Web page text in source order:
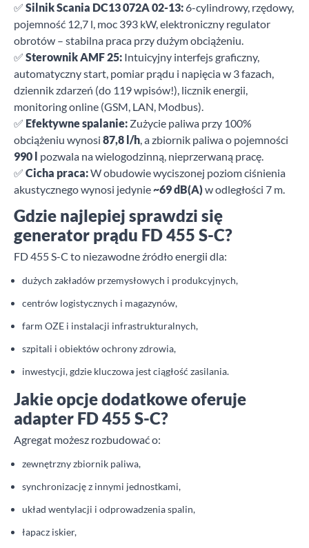
✅ Silnik Scania DC13 072A 02-13: 6-cylindrowy, rzędowy,
pojemność 12,7 l, moc 393 kW, elektroniczny regulator
obrotów – stabilna praca przy dużym obciążeniu.
✅ Sterownik AMF 25: Intuicyjny interfejs graficzny,
automatyczny start, pomiar prądu i napięcia w 3 fazach,
dziennik zdarzeń (do 119 wpisów!), licznik energii,
monitoring online (GSM, LAN, Modbus).
✅ Efektywne spalanie: Zużycie paliwa przy 100%
obciążeniu wynosi 87,8 l/h, a zbiornik paliwa o pojemności
990 l pozwala na wielogodzinną, nieprzerwaną pracę.
✅ Cicha praca:W obudowie wyciszonej poziom ciśnienia
akustycznego wynosi jedynie~69 dB(A)w odległości 7 m.
Gdzie najlepiej sprawdzi się
generator prądu FD 455 S-C?
FD 455 S-C to niezawodne źródło energii dla:
dużych zakładów przemysłowych i produkcyjnych,
centrów logistycznych i magazynów,
farm OZE i instalacji infrastrukturalnych,
szpitali i obiektów ochrony zdrowia,
inwestycji, gdzie kluczowa jest ciągłość zasilania.
Jakie opcje dodatkowe oferuje
adapter FD 455 S-C?
Agregat możesz rozbudować o:
zewnętrzny zbiornik paliwa,
synchronizację z innymi jednostkami,
układ wentylacji i odprowadzenia spalin,
łapacz iskier,